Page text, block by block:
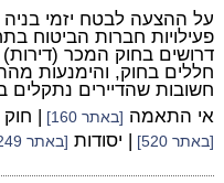
על ההצעה לבטח יזמי בניה
פעילויות חברות הביטוח
חללים בחוק, והימנעות
חשובות שהדיירים נתקלים
אי התאמה [באתר 160] |
[באתר 520] | יסודות [באתר 249]